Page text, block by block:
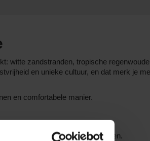
witte zandstranden, tropische
en unieke cultuur, en dat merk je
en comfortabele manier.
in schepen, routes en reisstijlen.